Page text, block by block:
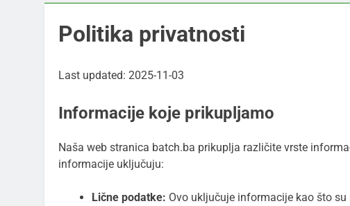
Politika privatnosti
Last updated: 2025-11-03
Informacije koje prikupljamo
Naša web stranica batch.ba prikuplja različite vrste
informacije uključuju:
Lične podatke: Ovo uključuje informacije kao što